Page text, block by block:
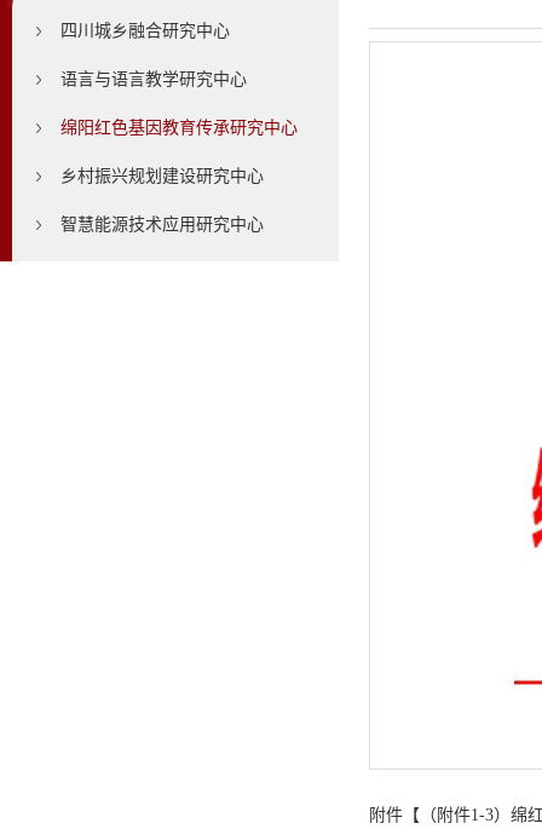
四川城乡融合研究中心
语言与语言教学研究中心
绵阳红色基因教育传承研究中心
乡村振兴规划建设研究中心
智慧能源技术应用研究中心
附件【 （附件1-3）绵